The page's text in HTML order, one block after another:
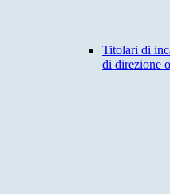
Titolari di
di direzione